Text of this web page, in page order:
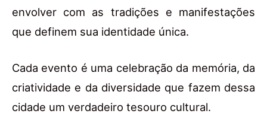
envolver com as tradições e manifestações
que definem sua identidade única.
Cada evento é uma celebração da memória, da
criatividade e da diversidade que fazem dessa
cidade um verdadeiro tesouro cultural.